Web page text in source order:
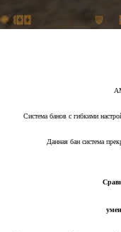
Система банов с гибкими
Данная бан система